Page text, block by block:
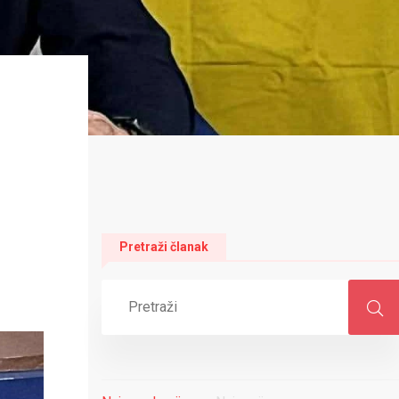
Pretraži članak